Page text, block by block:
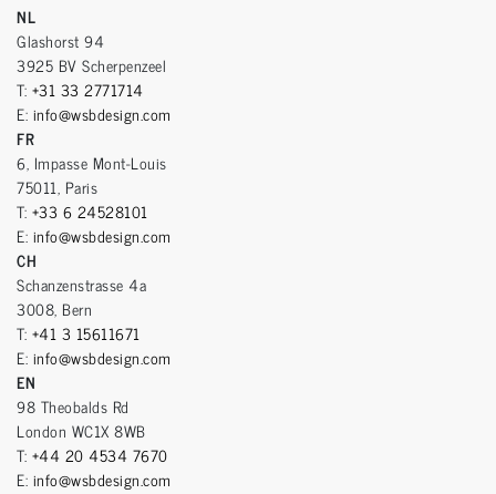
NL
Glashorst 94
3925 BV Scherpenzeel
T: +31 33 2771714
E: info@wsbdesign.com
FR
6, Impasse Mont-Louis
75011, Paris
T: +33 6 24528101
E: info@wsbdesign.com
CH
Schanzenstrasse 4a
3008, Bern
T: +41 3 15611671
E: info@wsbdesign.com
EN
98 Theobalds Rd
London WC1X 8WB
T: +44 20 4534 7670
E: info@wsbdesign.com